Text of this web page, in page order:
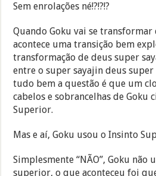
Sem enrolações né!?!?!?
Quando Goku vai se transformar
acontece uma transição bem
transformação de deus super
entre o super sayajin deus super
tudo bem a questão é que um
cabelos e sobrancelhas de Goku
Superior.
Mas e aí, Goku usou o Insinto
Simplesmente “NÃO”, Goku não
superior, o que aconteceu foi